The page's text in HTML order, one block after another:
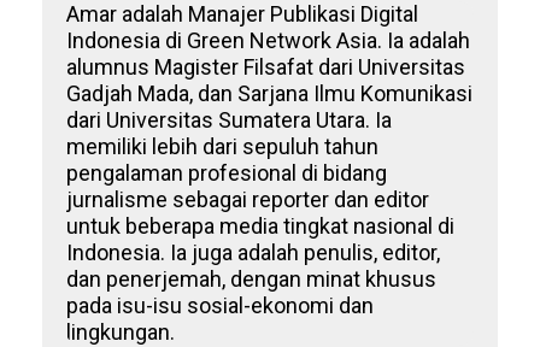
Amar adalah Manajer Publikasi Digital
Indonesia di Green Network Asia. Ia adalah
alumnus Magister Filsafat dari Universitas
Gadjah Mada, dan Sarjana Ilmu Komunikasi
dari Universitas Sumatera Utara. Ia
memiliki lebih dari sepuluh tahun
pengalaman profesional di bidang
jurnalisme sebagai reporter dan editor
untuk beberapa media tingkat nasional di
Indonesia. Ia juga adalah penulis, editor,
dan penerjemah, dengan minat khusus
pada isu-isu sosial-ekonomi dan
lingkungan.